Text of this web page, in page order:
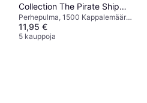
Collection The Pirate Ship
1500 Pieces
Perhepulma, 1500 Kappalemäärä,
28.1x37cm
11,95 €
5 kauppoja